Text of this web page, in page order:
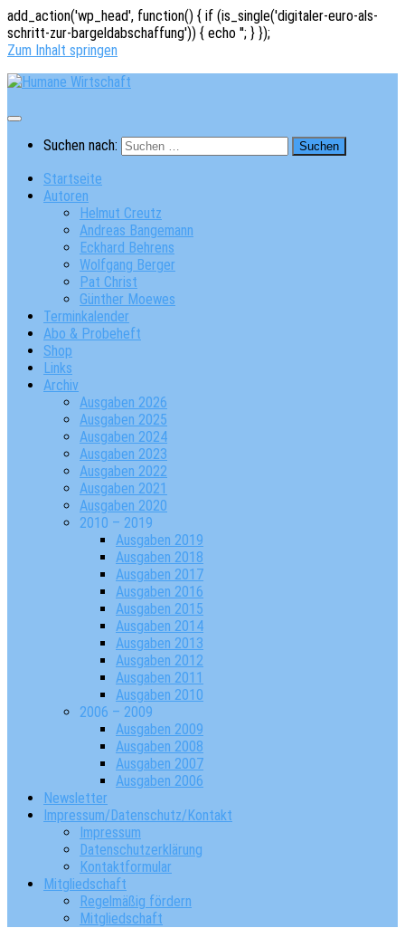
add_action('wp_head', function() { if (is_single('digitaler-euro-als-
schritt-zur-bargeldabschaffung')) { echo ''; } });
Zum Inhalt springen
Suchen nach:
Startseite
Autoren
Helmut Creutz
Andreas Bangemann
Eckhard Behrens
Wolfgang Berger
Pat Christ
Günther Moewes
Terminkalender
Abo & Probeheft
Shop
Links
Archiv
Ausgaben 2026
Ausgaben 2025
Ausgaben 2024
Ausgaben 2023
Ausgaben 2022
Ausgaben 2021
Ausgaben 2020
2010 – 2019
Ausgaben 2019
Ausgaben 2018
Ausgaben 2017
Ausgaben 2016
Ausgaben 2015
Ausgaben 2014
Ausgaben 2013
Ausgaben 2012
Ausgaben 2011
Ausgaben 2010
2006 – 2009
Ausgaben 2009
Ausgaben 2008
Ausgaben 2007
Ausgaben 2006
Newsletter
Impressum/Datenschutz/Kontakt
Impressum
Datenschutzerklärung
Kontaktformular
Mitgliedschaft
Regelmäßig fördern
Mitgliedschaft